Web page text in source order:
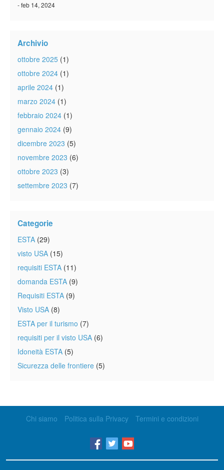
- feb 14, 2024
Archivio
ottobre 2025 (1)
ottobre 2024 (1)
aprile 2024 (1)
marzo 2024 (1)
febbraio 2024 (1)
gennaio 2024 (9)
dicembre 2023 (5)
novembre 2023 (6)
ottobre 2023 (3)
settembre 2023 (7)
Categorie
ESTA (29)
visto USA (15)
requisiti ESTA (11)
domanda ESTA (9)
Requisiti ESTA (9)
Visto USA (8)
ESTA per il turismo (7)
requisiti per il visto USA (6)
Idoneità ESTA (5)
Sicurezza delle frontiere (5)
Chi siamo Politica sulla Privacy Termini e condizioni